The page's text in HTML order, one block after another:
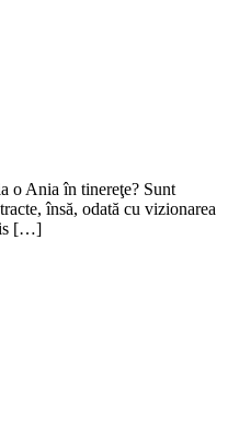
o Ania în tinereţe? Sunt
însă, odată cu vizionarea
[…]